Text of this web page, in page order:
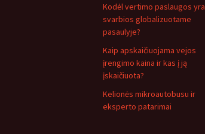
Kodėl vertimo paslaugos yra
svarbios globalizuotame
pasaulyje?
Kaip apskaičiuojama vejos
įrengimo kaina ir kas į ją
įskaičiuota?
Kelionės mikroautobusu ir
eksperto patarimai